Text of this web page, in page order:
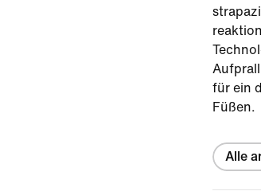
für ein
Füßen.
Alle